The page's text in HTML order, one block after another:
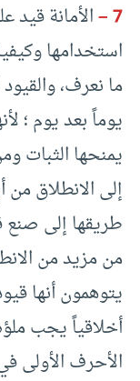
7 –
الأمانة
استخدامها
ما نعرف،
يوماً بعد يوم ؛
يمنحها الثبات
إلى الانطلاق
طريقها إلى صنع
من مزيد من
يتوهمون أنها
أخلاقياً يجب
الأحرف الأولى